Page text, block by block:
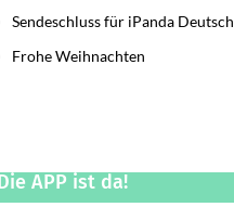
Sendeschluss für iPanda Deutsch
Frohe Weihnachten
APP ist da!